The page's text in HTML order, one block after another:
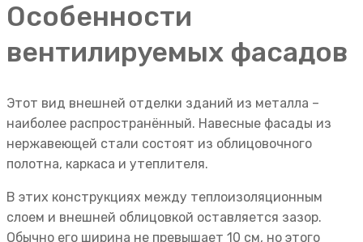
Особенности
вентилируемых фасадов
Этот вид внешней отделки зданий из металла –
наиболее распространённый. Навесные фасады из
нержавеющей стали состоят из облицовочного
полотна, каркаса и утеплителя.
В этих конструкциях между теплоизоляционным
слоем и внешней облицовкой оставляется зазор.
Обычно его ширина не превышает 10 см, но этого